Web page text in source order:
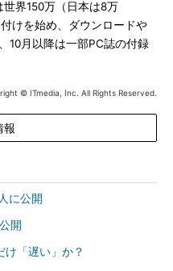
界150万（日本は8万
けを始め、ダウンロードや
10月以降は一部PC誌の付録
© ITmedia, Inc. All Rights Reserved.
報
に公開
開
「遅い」か？